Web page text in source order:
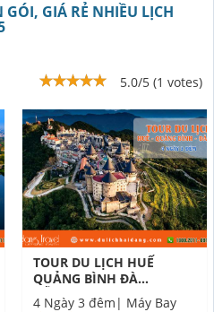
GIÁ RẺ NHIỀU LỊCH
5.0/5 (1 votes)
TOUR DU LỊCH HUẾ
QUẢNG BÌNH ĐÀ
NẴNG 4 NGÀY 3 ĐÊM
4 Ngày 3 đêm| Máy Bay